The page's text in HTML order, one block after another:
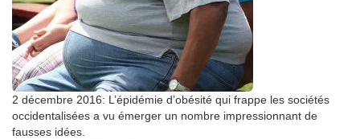
2 décembre 2016: L’épidémie d’obésité qui frappe les sociétés
occidentalisées a vu émerger un nombre impressionnant de
fausses idées.